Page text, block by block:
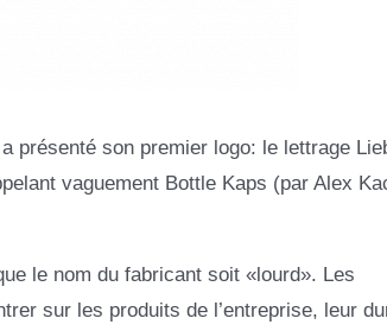
présenté son premier logo: le lettrage
vaguement Bottle Kaps (par Alex
le nom du fabricant soit «lourd». Les
sur les produits de l’entreprise, leur